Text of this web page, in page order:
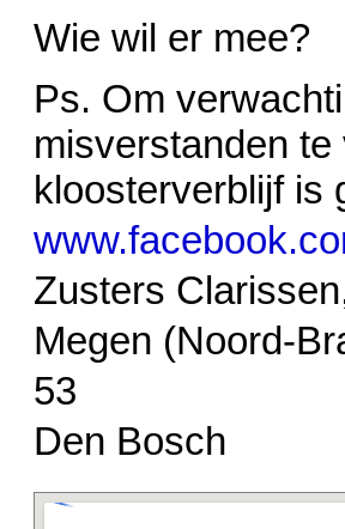
Wie wil er mee?
Ps. Om
misverstanden
kloosterverblijf is
Zusters
Megen (Noord-
53
Den Bosch